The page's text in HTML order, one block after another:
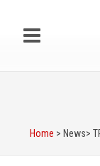
Home > News>